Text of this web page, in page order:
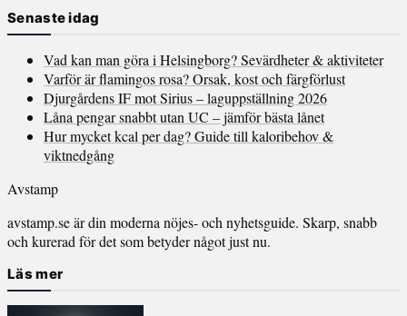
Senaste idag
Vad kan man göra i Helsingborg? Sevärdheter & aktiviteter
Varför är flamingos rosa? Orsak, kost och färgförlust
Djurgårdens IF mot Sirius – laguppställning 2026
Låna pengar snabbt utan UC – jämför bästa lånet
Hur mycket kcal per dag? Guide till kaloribehov &
viktnedgång
Avstamp
avstamp.se är din moderna nöjes- och nyhetsguide. Skarp, snabb
och kurerad för det som betyder något just nu.
Läs mer